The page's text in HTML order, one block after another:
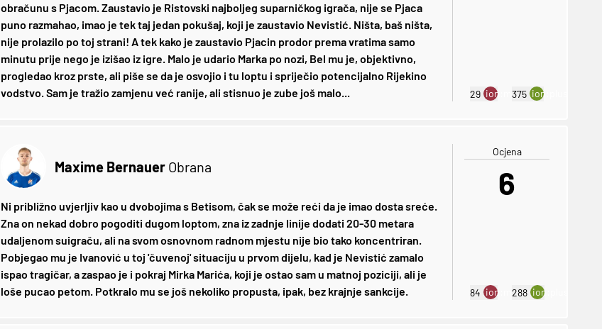
obračunu s Pjacom. Zaustavio je Ristovski najboljeg suparničkog igrača, nije se Pjaca
puno razmahao, imao je tek taj jedan pokušaj, koji je zaustavio Nevistić. Ništa, baš ništa,
nije prolazilo po toj strani! A tek kako je zaustavio Pjacin prodor prema vratima samo
minutu prije nego je izišao iz igre. Malo je udario Marka po nozi, Bel mu je, objektivno,
progledao kroz prste, ali piše se da je osvojio i tu loptu i spriječio potencijalno Rijekino
vodstvo. Sam je tražio zamjenu već ranije, ali stisnuo je zube još malo...
29 ion:minus
375 ion:plus
Maxime Bernauer Obrana
Ni približno uvjerljiv kao u dvobojima s Betisom, čak se može reći da je imao dosta sreće.
Zna on nekad dobro pogoditi dugom loptom, zna iz zadnje linije dodati 20-30 metara
udaljenom suigraču, ali na svom osnovnom radnom mjestu nije bio tako koncentriran.
Pobjegao mu je Ivanović u toj 'čuvenoj' situaciju u prvom dijelu, kad je Nevistić zamalo
ispao tragičar, a zaspao je i pokraj Mirka Marića, koji je ostao sam u matnoj poziciji, ali je
loše pucao petom. Potkralo mu se još nekoliko propusta, ipak, bez krajnje sankcije.
Ocjena
6
84 ion:minus
288 ion:plus